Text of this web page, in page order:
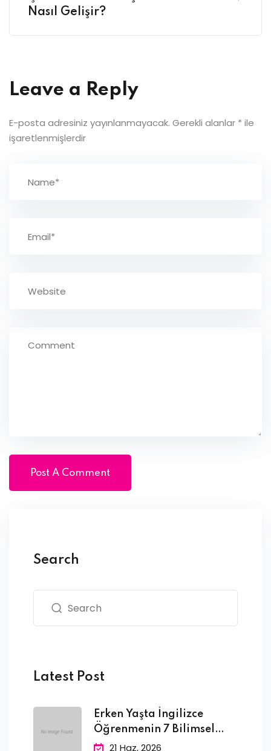
Nasıl Gelişir?
Leave a Reply
E-posta adresiniz yayınlanmayacak. Gerekli alanlar * ile
işaretlenmişlerdir
Search
Latest Post
Erken Yaşta İngilizce
Öğrenmenin 7 Bilimsel
Faydası
21 Haz, 2026